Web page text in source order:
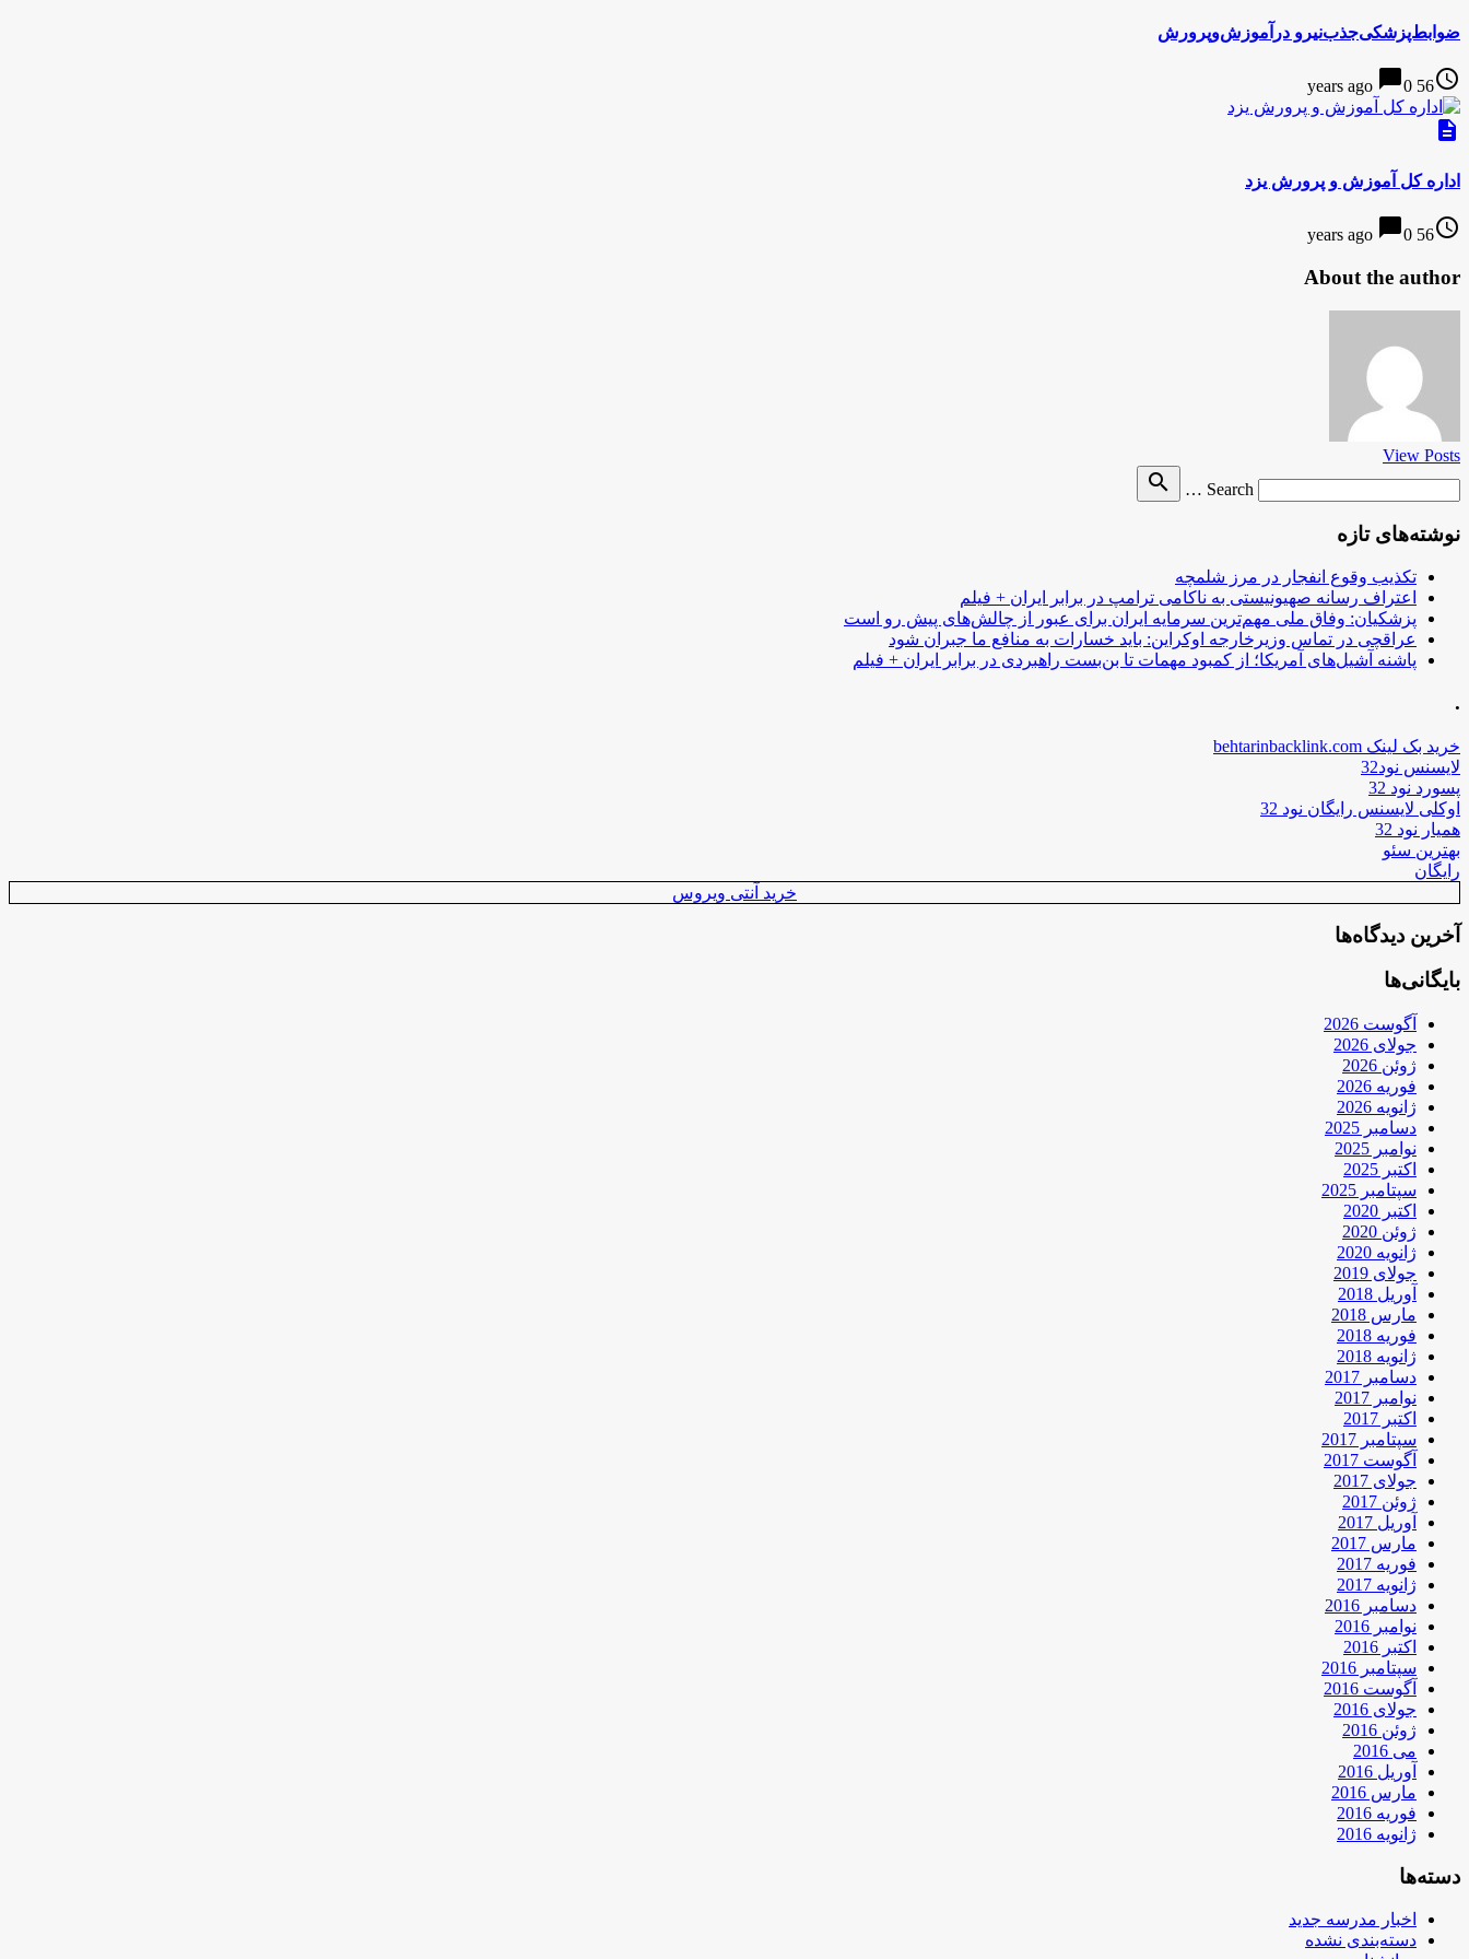
ضوابط‌پزشکی‌جذب‌نیرو در‌آموزش‌وپرورش
access_time
56 years ago
chat_bubble0
description
اداره کل آموزش و پرورش یزد
access_time
56 years ago
chat_bubble0
About the author
View Posts
Search …
search
نوشته‌های تازه
تکذیب وقوع انفجار در مرز شلمچه
اعتراف رسانه صهیونیستی به ناکامی ترامپ در برابر ایران + فیلم
پزشکیان: وفاق ملی مهم‌ترین سرمایه ایران برای عبور از چالش‌های پیش رو است
عراقچی در تماس وزیرخارجه اوکراین: باید خسارات به منافع ما جبران شود
پاشنه آشیل‌های آمریکا؛ از کمبود مهمات تا بن‌بست راهبردی در برابر ایران + فیلم
.
خرید بک لینک behtarinbacklink.com
لایسنس نود32
پسورد نود 32
اوکلی لایسنس رایگان نود 32
همیار نود 32
بهترین سئو
رایگان
خرید آنتی ویروس
آخرین دیدگاه‌ها
بایگانی‌ها
آگوست 2026
جولای 2026
ژوئن 2026
فوریه 2026
ژانویه 2026
دسامبر 2025
نوامبر 2025
اکتبر 2025
سپتامبر 2025
اکتبر 2020
ژوئن 2020
ژانویه 2020
جولای 2019
آوریل 2018
مارس 2018
فوریه 2018
ژانویه 2018
دسامبر 2017
نوامبر 2017
اکتبر 2017
سپتامبر 2017
آگوست 2017
جولای 2017
ژوئن 2017
آوریل 2017
مارس 2017
فوریه 2017
ژانویه 2017
دسامبر 2016
نوامبر 2016
اکتبر 2016
سپتامبر 2016
آگوست 2016
جولای 2016
ژوئن 2016
می 2016
آوریل 2016
مارس 2016
فوریه 2016
ژانویه 2016
دسته‌ها
اخبار مدرسه جدید
دسته‌بندی نشده